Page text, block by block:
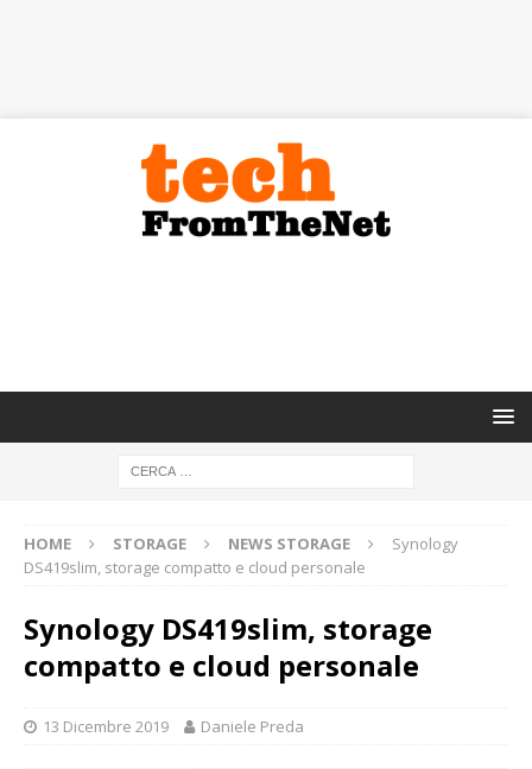
HOME STORAGE NEWS STORAGE
Synology
DS419slim, storage compatto e cloud personale
Synology DS419slim, storage
compatto e cloud personale
13 Dicembre 2019 Daniele Preda